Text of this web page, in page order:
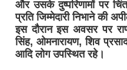
और उसके दुष्परिणामों पर
प्रति जिम्मेदारी निभाने की
इस दौरान इस अवसर पर
सिंह, ओमनारायण, शिव
आदि लोग उपस्थित रहे।